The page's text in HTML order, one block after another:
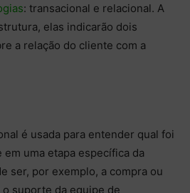
: transacional e relacional. A
elas indicarão dois
a relação do cliente com a
é usada para entender qual foi
uma etapa específica da
ser, por exemplo, a compra ou
suporte da equipe de